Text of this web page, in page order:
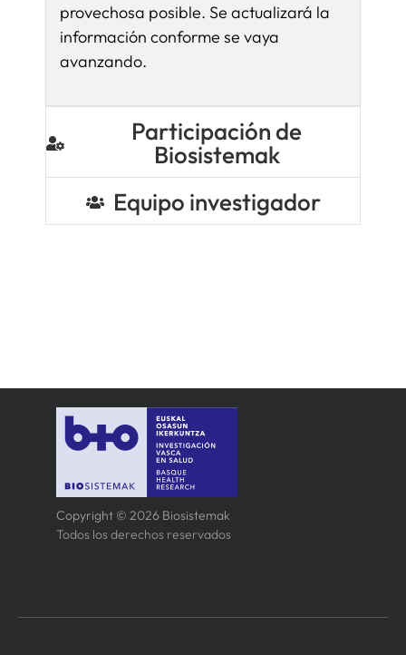
provechosa posible. Se actualizará la
información conforme se vaya
avanzando.
Participación de
Biosistemak
Equipo investigador
Copyright © 2026 Biosistemak
Todos los derechos reservados